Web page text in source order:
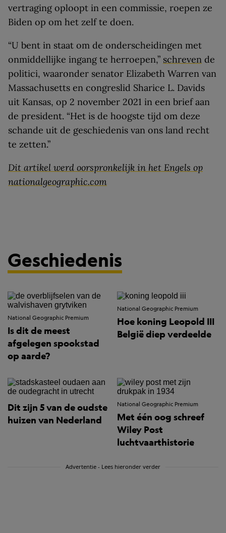
vertraging oploopt in een commissie, roepen ze
Biden op om het zelf te doen.
“U bent in staat om de onderscheidingen met
onmiddellijke ingang te herroepen,” schreven de
politici, waaronder senator Elizabeth Warren van
Massachusetts en congreslid Sharice L. Davids
uit Kansas, op 2 november 2021 in een brief aan
de president. “Het is de hoogste tijd om deze
schande uit de geschiedenis van ons land recht
te zetten.”
Dit artikel werd oorspronkelijk in het Engels op
nationalgeographic.com
Geschiedenis
National Geographic Premium
Is dit de meest
afgelegen spookstad
op aarde?
National Geographic Premium
Hoe koning Leopold III
België diep verdeelde
Dit zijn 5 van de oudste
huizen van Nederland
National Geographic Premium
Met één oog schreef
Wiley Post
luchtvaarthistorie
Advertentie - Lees hieronder verder